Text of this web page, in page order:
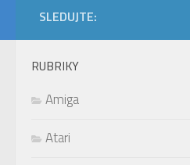
SLEDUJTE:
RUBRIKY
Amiga
Atari